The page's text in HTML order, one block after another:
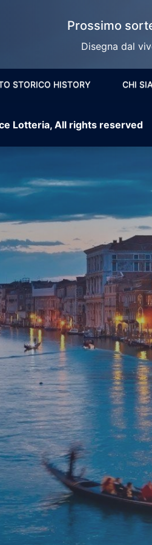
Prossimo
Disegna dal
STORICO HISTORY CHI
Lotteria, All rights reserved